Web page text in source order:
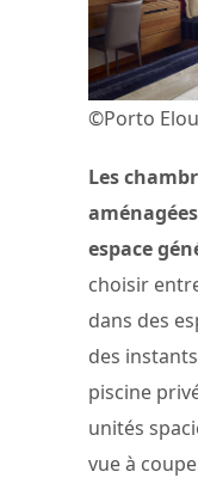
©Porto
Les
espace
choisir
dans des
des
piscine
unités
vue à